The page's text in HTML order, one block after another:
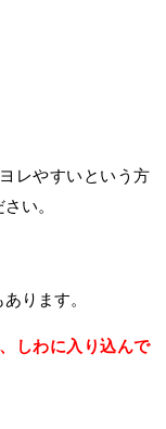
レやすいという方
い。
ります。
しわに入り込んで